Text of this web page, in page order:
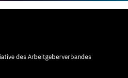
des Arbeitgeberverbandes